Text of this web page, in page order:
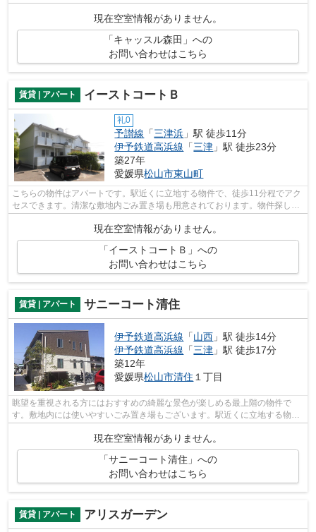
現在空室情報がありません。
「キャッスル森田」への
お問い合わせはこちら
賃貸 | アパート イーストコートＢ
礼0
予讃線 「三津浜 」駅 徒歩11分
伊予鉄道高浜線 「三津 」駅 徒歩23分
築27年
愛媛県松山市東山町
こちらの物件はアパートです。駅近くに立地する物件で、徒歩11分程でアク
セスできます。清潔な敷地内ごみ置き場も用意されております。物件探しに
悩んでしまって時間が掛かってしまう...
現在空室情報がありません。
「イーストコートＢ」への
お問い合わせはこちら
賃貸 | アパート サニーコート清住
伊予鉄道高浜線 「山西 」駅 徒歩14分
伊予鉄道高浜線 「三津 」駅 徒歩17分
築12年
愛媛県松山市清住 １丁目
眺望を重視される方にはおすすめの綺麗な景色が楽しめる最上階の物件で
す。敷地内には使いやすいごみ置き場もございます。駅近くに立地する物件
現在空室情報がありません。
「サニーコート清住」への
お問い合わせはこちら
賃貸 | アパート アリスガーデン